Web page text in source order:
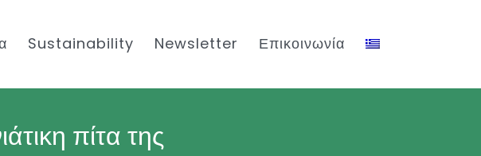
Sustainability Newsletter Επικοινωνία
πίτα της